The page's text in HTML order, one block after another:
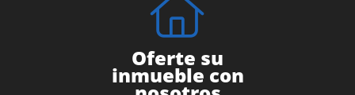
Oferte su
inmueble con